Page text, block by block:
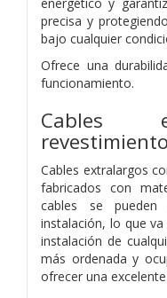
precisa y
bajo cualquier
Ofrece una
funcionamiento.
Cables
Cables extralargos
fabricados con
cables se
instalación, lo que
instalación de
más ordenada y
ofrecer una